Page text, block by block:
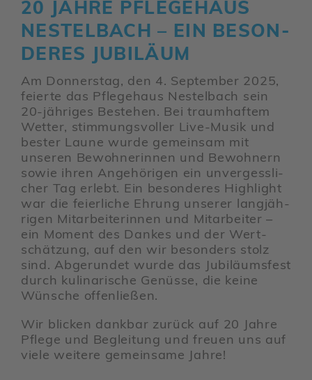
20 JAHRE PFLE­GE­HAUS
NESTEL­BACH – EIN BESON­
DERES JUBI­LÄUM
Am Donnerstag, den 4. September 2025,
feierte das Pfle­ge­haus Nestel­bach sein
20-jähriges Bestehen. Bei traum­haftem
Wetter, stim­mungs­voller Live-Musik und
bester Laune wurde gemeinsam mit
unseren Bewoh­ne­rinnen und Bewoh­nern
sowie ihren Ange­hö­rigen ein unver­gess­li­
cher Tag erlebt. Ein beson­deres High­light
war die feier­liche Ehrung unserer lang­jäh­
rigen Mitar­bei­te­rinnen und Mitar­beiter –
ein Moment des Dankes und der Wert­
schät­zung, auf den wir beson­ders stolz
sind. Abge­rundet wurde das Jubi­lä­ums­fest
durch kuli­na­ri­sche Genüsse, die keine
Wünsche offen­ließen.
Wir blicken dankbar zurück auf 20 Jahre
Pflege und Beglei­tung und freuen uns auf
viele weitere gemein­same Jahre!